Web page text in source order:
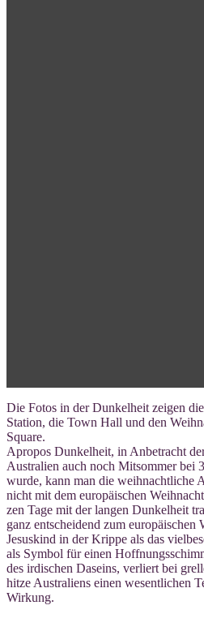
Die Fotos in der Dun­kel­heit zei­gen
Sta­ti­on, die Town Hall und den
Square.
Apro­pos Dun­kel­heit, in Anbe­tracht
Aus­tra­li­en auch noch Mit­som­mer bei
wur­de, kann man die weih­nacht­li­che
nicht mit dem euro­päi­schen
zen Tage mit der lan­gen Dun­kel­heit
ganz ent­schei­dend zum euro­päi­schen
Jesus­kind in der Krip­pe als das
als Sym­bol für einen
des irdi­schen Daseins, ver­liert bei
hit­ze Aus­tra­li­ens einen wesent­li­chen
Wirkung.